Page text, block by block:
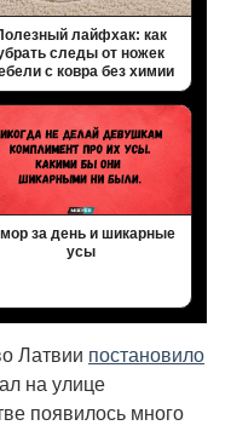
лайфхак: как
следы от ножек
с ковра без химии
за день и шикарные
усы
Латвии постановило
на улице
появилось много